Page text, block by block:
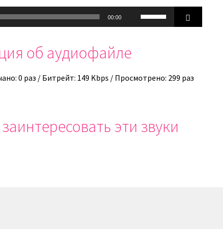
00:00
Используйте
клавиши
увеличить
об аудиофайле
0 раз / Битрейт: 149 Kbps / Просмотрено: 299 раз
эти звуки